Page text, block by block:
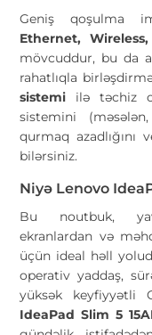
Geniş qoşulma
Ethernet,
mövcuddur, bu da
rahatlıqla
sistemi ilə təchiz
sistemini
qurmaq azadlığını
bilərsiniz.
Niyə Lenovo
Bu noutbuk,
ekranlardan və
üçün ideal həll
operativ yaddaş,
yüksək keyfiyyətli
IdeaPad Slim 5